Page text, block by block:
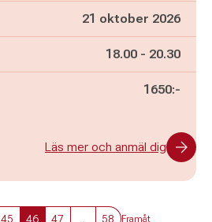
21 oktober 2026
Pågår mellan
18.00 - och
20.30
1650:-
Läs mer och anmäl dig
45 46 47 58 Framåt